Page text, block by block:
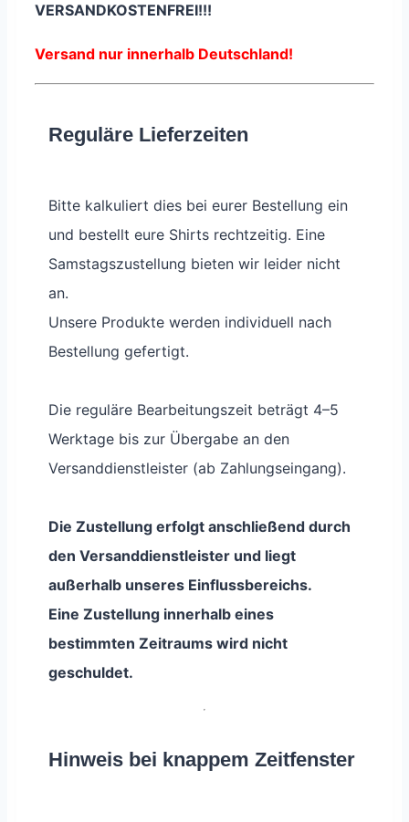
VERSANDKOSTENFREI!!!
Versand nur innerhalb Deutschland!
Reguläre Lieferzeiten
Bitte kalkuliert dies bei eurer Bestellung ein
und bestellt eure Shirts rechtzeitig. Eine
Samstagszustellung bieten wir leider nicht
an.
Unsere Produkte werden individuell nach
Bestellung gefertigt.
Die reguläre Bearbeitungszeit beträgt 4–5
Werktage bis zur Übergabe an den
Versanddienstleister (ab Zahlungseingang).
Die Zustellung erfolgt anschließend durch
den Versanddienstleister und liegt
außerhalb unseres Einflussbereichs.
Eine Zustellung innerhalb eines
bestimmten Zeitraums wird nicht
geschuldet.
Hinweis bei knappem Zeitfenster